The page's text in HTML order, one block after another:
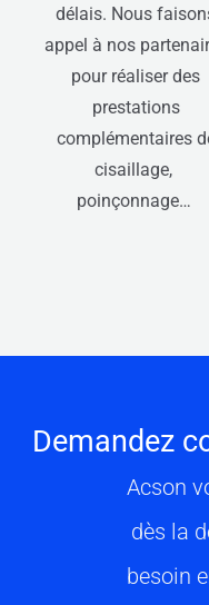
délais. Nous
appel à nos
pour réaliser des
prestations
complémentaires
cisaillage,
poinçonnage…
Demandez
Acson
dès la
besoin